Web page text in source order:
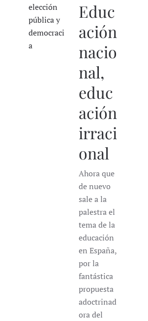
elección
pública y
democraci
a
Educ
ación
nacio
nal,
educ
ación
irraci
onal
Ahora que
de nuevo
sale a la
palestra el
tema de la
educación
en España,
por la
fantástica
propuesta
adoctrinad
ora del